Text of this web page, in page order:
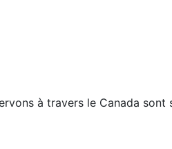
à travers le Canada